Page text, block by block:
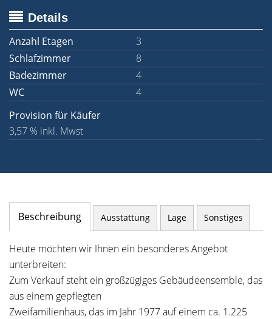
Details
Anzahl Etagen
3
Schlafzimmer
8
Badezimmer
4
WC
4
Provision für Käufer
3,57 % inkl. Mwst
Beschreibung Ausstattung Lage Sonstiges
Heute möchten wir Ihnen ein besonderes Angebot
unterbreiten:
Zum Verkauf steht ein großzügiges Gebäudeensemble, das
aus einem gepflegten
Zweifamilienhaus, das im Jahr 1977 auf einem ca. 1.225